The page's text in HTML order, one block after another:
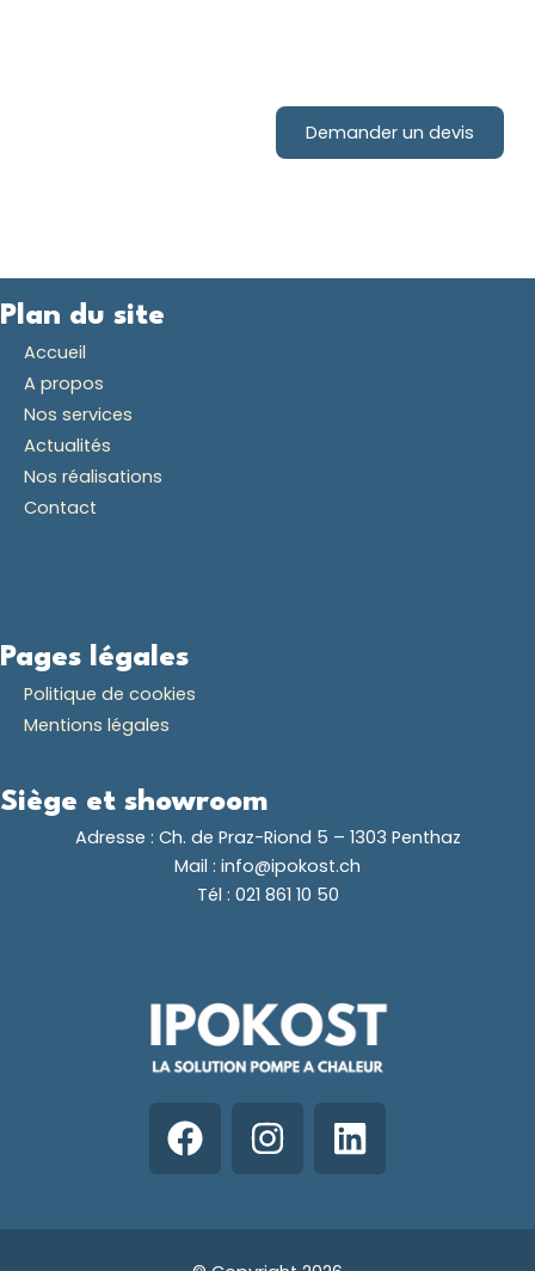
Demander un devis
Plan du site
Accueil
A propos
Nos services
Actualités
Nos réalisations
Contact
Pages légales
Politique de cookies
Mentions légales
Siège et showroom
Adresse : Ch. de Praz-Riond 5 – 1303 Penthaz
Mail : info@ipokost.ch
Tél : 021 861 10 50
F
a
c
e
I
n
s
t
L
i
n
k